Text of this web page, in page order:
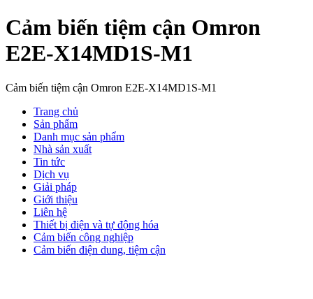
Cảm biến tiệm cận Omron
E2E-X14MD1S-M1
Cảm biến tiệm cận Omron E2E-X14MD1S-M1
Trang chủ
Sản phẩm
Danh mục sản phẩm
Nhà sản xuất
Tin tức
Dịch vụ
Giải pháp
Giới thiệu
Liên hệ
Thiết bị điện và tự động hóa
Cảm biến công nghiệp
Cảm biến điện dung, tiệm cận